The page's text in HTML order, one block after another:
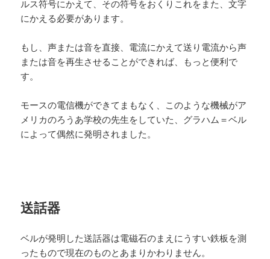
ルス符号にかえて、その符号をおくりこれをまた、文字
にかえる必要があります。
もし、声または音を直接、電流にかえて送り電流から声
または音を再生させることができれば、もっと便利で
す。
モースの電信機ができてまもなく、このような機械がア
メリカのろうあ学校の先生をしていた、グラハム＝ベル
によって偶然に発明されました。
送話器
ベルが発明した送話器は電磁石のまえにうすい鉄板を測
ったもので現在のものとあまりかわりません。